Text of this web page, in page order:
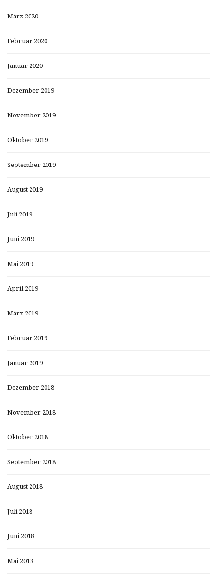
März 2020
Februar 2020
Januar 2020
Dezember 2019
November 2019
Oktober 2019
September 2019
August 2019
Juli 2019
Juni 2019
Mai 2019
April 2019
März 2019
Februar 2019
Januar 2019
Dezember 2018
November 2018
Oktober 2018
September 2018
August 2018
Juli 2018
Juni 2018
Mai 2018